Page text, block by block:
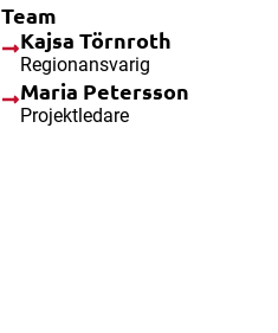
Team
Kajsa Törnroth
Regionansvarig
Maria Petersson
Projektledare